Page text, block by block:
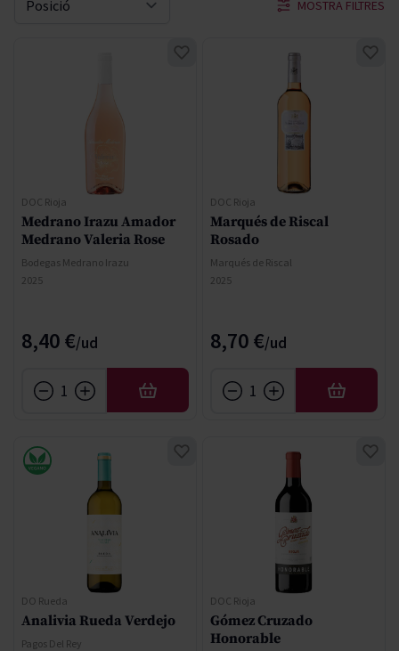
MOSTRA FILTRES
Sort By
DOC Rioja
Medrano Irazu Amador
Medrano Valeria Rose
Bodegas Medrano Irazu
2025
8,40 €
AFEGIR
DOC Rioja
Marqués de Riscal
Rosado
Marqués de Riscal
2025
8,70 €
AFEGIR
DO Rueda
Analivia Rueda Verdejo
Pagos Del Rey
DOC Rioja
Gómez Cruzado
Honorable